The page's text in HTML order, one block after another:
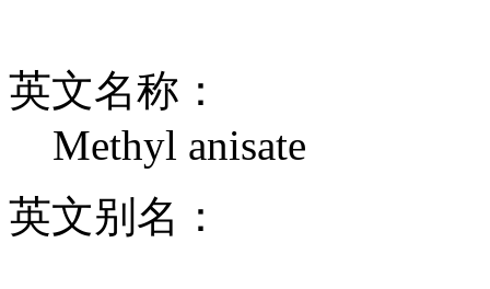
英文名称：
Methyl anisate
英文别名：